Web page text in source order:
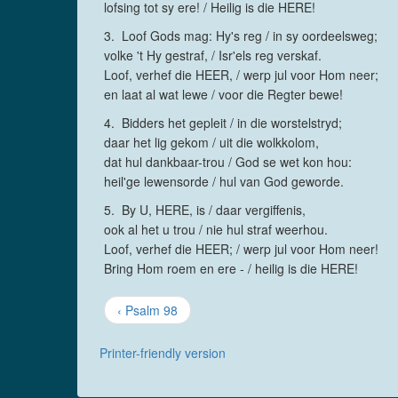
lofsing tot sy ere! / Heilig is die HERE!
3. Loof Gods mag: Hy's reg / in sy oordeelsweg;
volke 't Hy gestraf, / Isr'els reg verskaf.
Loof, verhef die HEER, / werp jul voor Hom neer;
en laat al wat lewe / voor die Regter bewe!
4. Bidders het gepleit / in die worstelstryd;
daar het lig gekom / uit die wolkkolom,
dat hul dankbaar-trou / God se wet kon hou:
heil'ge lewensorde / hul van God geworde.
5. By U, HERE, is / daar vergiffenis,
ook al het u trou / nie hul straf weerhou.
Loof, verhef die HEER; / werp jul voor Hom neer!
Bring Hom roem en ere - / heilig is die HERE!
‹ Psalm 98
Printer-friendly version